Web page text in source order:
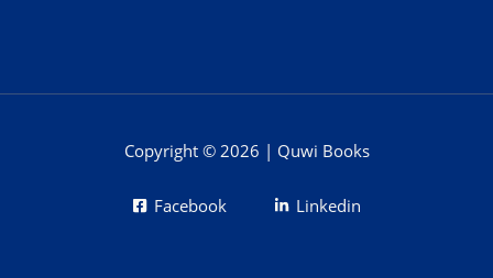
Copyright © 2026 | Quwi Books
Facebook Linkedin